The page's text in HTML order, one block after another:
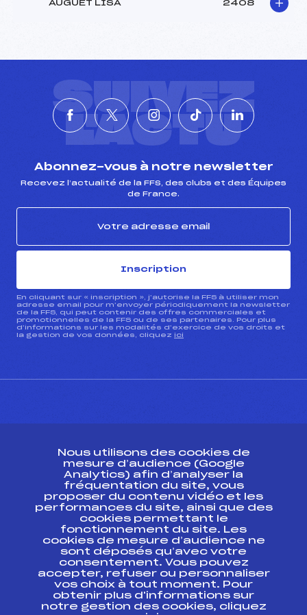
AUGUET LISA 2408
SUIVEZ
L'ACTU
Abonnez-vous à notre newsletter
Recevez l’actualité de la FFS, des clubs et des Équipes
de France.
Inscription
En cliquant sur « inscription », j’autorise la FFS à utiliser mon
adresse email pour m’envoyer périodiquement la newsletter
de la FFS, qui peut contenir des offres commerciales et
promotionnelles de la FFS ou de ses partenaires. Pour plus
d’informations sur les modalités d’exercice de vos droits et
la gestion de vos données, cliquez ici
Ressources
Pass’Neige
Projet sportif fédéral
Projet de performance fédéral
Antidopage
Pôle Développement, Formation, Suivi
Scientifique
Listes ministérielles
Pôle vie de l’athlète
Nous utilisons des cookies de
mesure d’audience (Google
Analytics) afin d’analyser la
fréquentation du site, vous
proposer du contenu vidéo et les
performances du site, ainsi que des
cookies permettant le
fonctionnement du site. Les
cookies de mesure d’audience ne
sont déposés qu’avec votre
consentement. Vous pouvez
accepter, refuser ou personnaliser
vos choix à tout moment. Pour
obtenir plus d'informations sur
notre gestion des cookies, cliquez